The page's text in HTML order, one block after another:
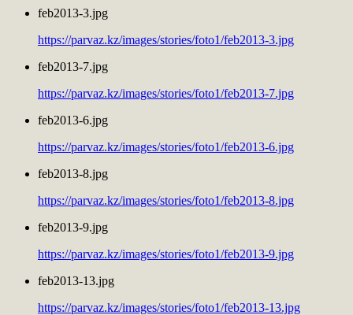
feb2013-3.jpg
https://parvaz.kz/images/stories/foto1/feb2013-3.jpg
feb2013-7.jpg
https://parvaz.kz/images/stories/foto1/feb2013-7.jpg
feb2013-6.jpg
https://parvaz.kz/images/stories/foto1/feb2013-6.jpg
feb2013-8.jpg
https://parvaz.kz/images/stories/foto1/feb2013-8.jpg
feb2013-9.jpg
https://parvaz.kz/images/stories/foto1/feb2013-9.jpg
feb2013-13.jpg
https://parvaz.kz/images/stories/foto1/feb2013-13.jpg